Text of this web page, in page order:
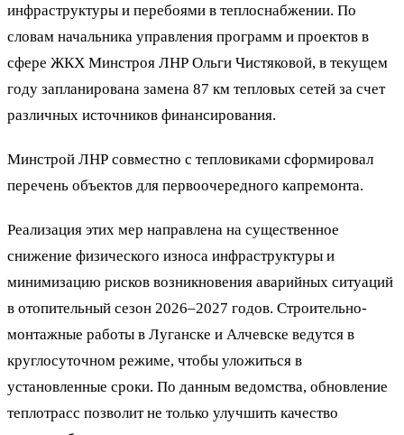
инфраструктуры и перебоями в теплоснабжении. По
словам начальника управления программ и проектов в
сфере ЖКХ Минстроя ЛНР Ольги Чистяковой, в текущем
году запланирована замена 87 км тепловых сетей за счет
различных источников финансирования.
Минстрой ЛНР совместно с тепловиками сформировал
перечень объектов для первоочередного капремонта.
Реализация этих мер направлена на существенное
снижение физического износа инфраструктуры и
минимизацию рисков возникновения аварийных ситуаций
в отопительный сезон 2026–2027 годов. Строительно-
монтажные работы в Луганске и Алчевске ведутся в
круглосуточном режиме, чтобы уложиться в
установленные сроки. По данным ведомства, обновление
теплотрасс позволит не только улучшить качество